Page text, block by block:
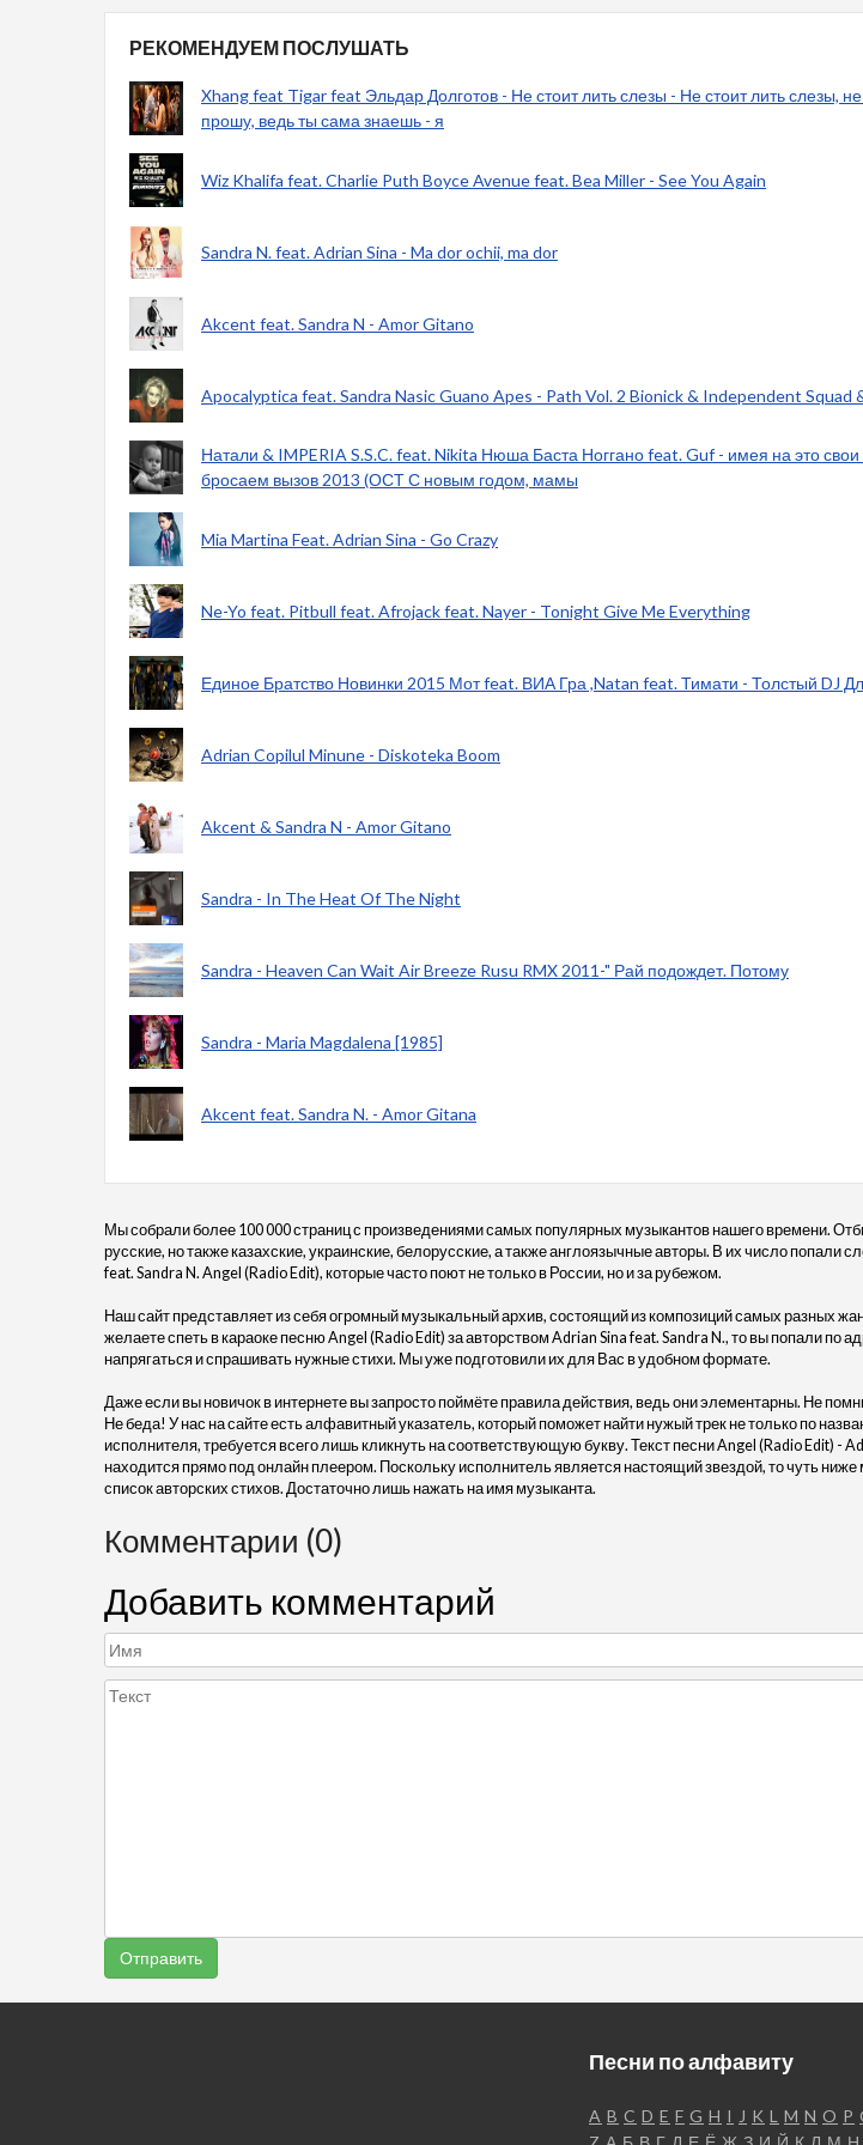
РЕКОМЕНДУЕМ ПОСЛУШАТЬ
Xhang feat Tigar feat Эльдар Долготов - Не стоит лить слезы - Не стоит лить слезы,
прошу, ведь ты сама знаешь - я
Wiz Khalifa feat. Charlie Puth Boyce Avenue feat. Bea Miller - See You Again
Sandra N. feat. Adrian Sina - Ma dor ochii, ma dor
Akcent feat. Sandra N - Amor Gitano
Apocalyptica feat. Sandra Nasic Guano Apes - Path Vol. 2 Bionick & Independent Squad
Натали & IMPERIA S.S.C. feat. Nikita Нюша Баста Ноггано feat. Guf - имея на это
бросаем вызов 2013 (ОСТ С новым годом, мамы
Mia Martina Feat. Adrian Sina - Go Crazy
Ne-Yo feat. Pitbull feat. Afrojack feat. Nayer - Tonight Give Me Everything
Единое Братство Новинки 2015 Мот feat. ВИА Гра ,Natan feat. Тимати - Толстый DJ
Adrian Copilul Minune - Diskoteka Boom
Akcent & Sandra N - Amor Gitano
Sandra - In The Heat Of The Night
Sandra - Heaven Can Wait Air Breeze Rusu RMX 2011-" Рай подождет. Потому
Sandra - Maria Magdalena [1985]
Akcent feat. Sandra N. - Amor Gitana
Мы собрали более 100 000 страниц с произведениями самых популярных музыкантов нашего времени.
русские, но также казахские, украинские, белорусские, а также англоязычные авторы. В их число попали
feat. Sandra N. Angel (Radio Edit), которые часто поют не только в России, но и за рубежом.
Наш сайт представляет из себя огромный музыкальный архив, состоящий из композиций самых разных
желаете спеть в караоке песню Angel (Radio Edit) за авторством Adrian Sina feat. Sandra N., то вы попали по
напрягаться и спрашивать нужные стихи. Мы уже подготовили их для Вас в удобном формате.
Даже если вы новичок в интернете вы запросто поймёте правила действия, ведь они элементарны. Не
Не беда! У нас на сайте есть алфавитный указатель, который поможет найти нужый трек не только по
исполнителя, требуется всего лишь кликнуть на соответствующую букву. Текст песни Angel (Radio Edit) -
находится прямо под онлайн плеером. Поскольку исполнитель является настоящий звездой, то чуть
список авторских стихов. Достаточно лишь нажать на имя музыканта.
Комментарии (0)
Добавить комментарий
Песни по алфавиту
A B C D E F G H I J K L M N O P